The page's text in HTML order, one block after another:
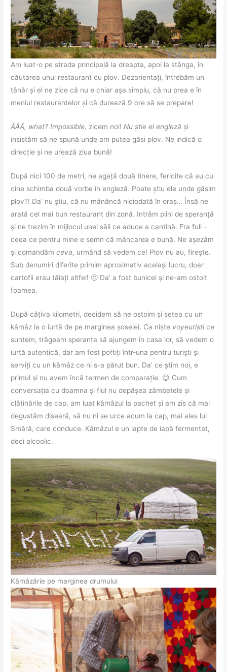
Am luat-o pe strada principală la dreapta, apoi la stânga, în
căutarea unui restaurant cu plov. Dezorientați, întrebăm un
tânăr și el ne zice că nu e chiar așa simplu, că nu prea e în
meniul restaurantelor și că durează 9 ore să se prepare!
ĂĂĂ, what? Impossible, zicem noi! Nu știe el engleză și
insistăm să ne spună unde am putea găsi plov. Ne indică o
direcție și ne urează ziua bună!
După nici 100 de metri, ne agață două tinere, fericite că au cu
cine schimba două vorbe în engleză. Poate știu ele unde găsim
plov?! Da’ nu știu, că nu mânâncă niciodată în oraș… Însă ne
arată cel mai bun restaurant din zonă. Intrăm plini de speranță
și ne trezim în mijlocul unei săli ce aduce a cantină. Era full –
ceea ce pentru mine e semn că mâncarea e bună. Ne așezăm
și comandămceva, urmând să vedem ce! Plov nu au, firește.
Sub denumiri diferite primim aproximativ același lucru, doar
cartofii erau tăiați altfel! 🙂 Da’ a fost bunicel și ne-am ostoit
foamea.
După câțiva kilometri, decidem să ne ostoim și setea cu un
kâmâz la o iurtă de pe marginea șoselei. Ca niște voyeuriștice
suntem, trăgeam speranța să ajungem în casa lor, să vedem o
iurtă autentică, dar am fost poftiți într-una pentru turiști și
serviți cu un kâmâz ce ni s-a părut bun. Da’ ce știm noi, e
primul și nu avem încă termen de comparație. 😉 Cum
conversația cu doamna și fiul nu depășea zâmbetele și
clătinările de cap, am luat kâmâzul la pachet și am zis că mai
degustăm diseară, să nu ni se urce acum la cap, mai ales lui
Smără, care conduce. Kâmâzul e un lapte de iapă fermentat,
deci alcoolic.
Kâmâzărie pe marginea drumului